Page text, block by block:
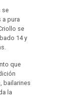
se
a pura
se
14 y
que
bailarines
la